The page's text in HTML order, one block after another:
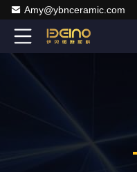
Amy@ybnceramic.com